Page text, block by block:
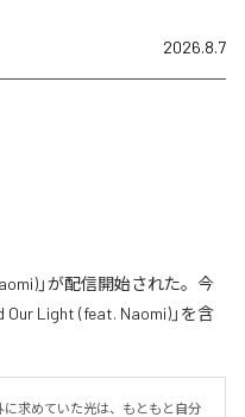
2026.8.7
」が配信開始された。今
Light (feat. Naomi)」を含
求めていた光は、もともと自分